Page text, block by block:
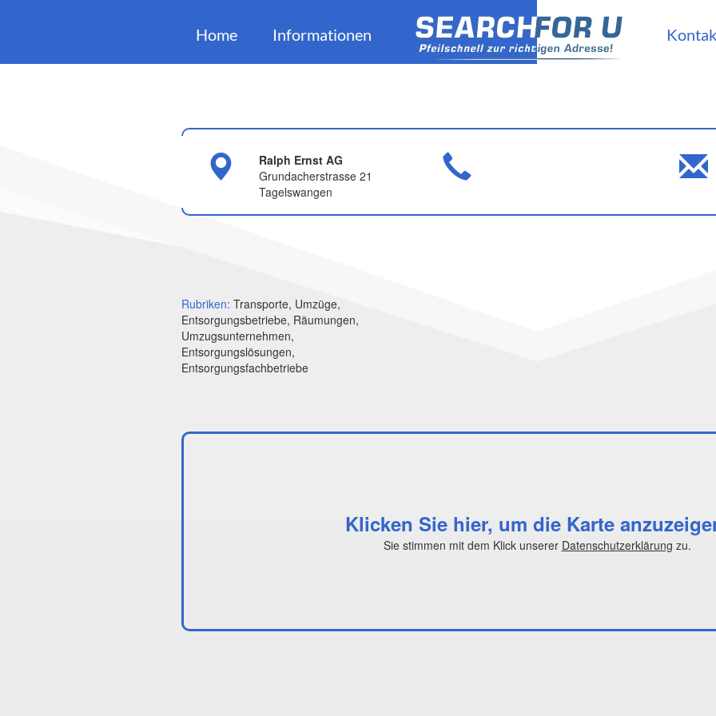
Home Informationen
Ralph Ernst AG
Grundacherstrasse 21
Tagelswangen
Rubriken: Transporte, Umzüge,
Entsorgungsbetriebe, Räumungen,
Umzugsunternehmen,
Entsorgungslösungen,
Entsorgungsfachbetriebe
Klicken Sie hier, um die Karte
Sie stimmen mit dem Klick unserer Datenschutzerklärung zu.